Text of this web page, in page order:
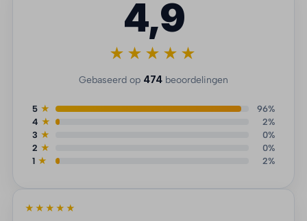
4,9
★★★★★
Gebaseerd op 474 beoordelingen
5 ★
96%
4 ★
2%
3 ★
0%
2 ★
0%
1 ★ 2%
★★★★★